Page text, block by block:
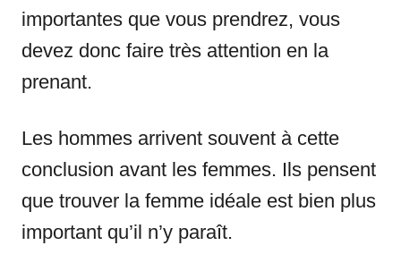
importantes que vous prendrez, vous
devez donc faire très attention en la
prenant.
Les hommes arrivent souvent à cette
conclusion avant les femmes. Ils pensent
que trouver la femme idéale est bien plus
important qu’il n’y paraît.